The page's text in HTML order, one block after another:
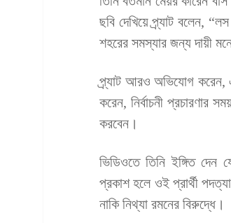
ছবি দেখিয়ে প্র্যাট বলেন,
শহরের সমস্যার জন্য দায়ী
প্র্যাট আরও অভিযোগ করেন,
করেন, নির্বাচনী প্রচারণার
করবেন।
ভিডিওতে তিনি ইঙ্গিত দেন
প্রকাশ হলে ওই প্রার্থী
নাকি নিথ্যা রমনের বিরুদ্ধে।